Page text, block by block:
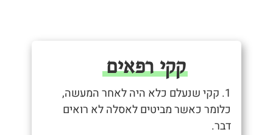
קקי רפאים
1. קקי שנעלם כלא היה לאחר המעשה,
כלומר כאשר מביטים לאסלה לא רואים
דבר.